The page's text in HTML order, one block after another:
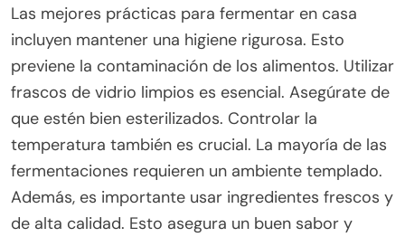
Las mejores prácticas para fermentar en casa
incluyen mantener una higiene rigurosa. Esto
previene la contaminación de los alimentos. Utilizar
frascos de vidrio limpios es esencial. Asegúrate de
que estén bien esterilizados. Controlar la
temperatura también es crucial. La mayoría de las
fermentaciones requieren un ambiente templado.
Además, es importante usar ingredientes frescos y
de alta calidad. Esto asegura un buen sabor y